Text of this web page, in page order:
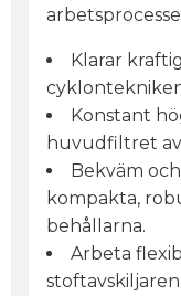
Klarar
Konstant
huvudfiltret
Bekväm
kompakta,
behållarna.
Arbeta